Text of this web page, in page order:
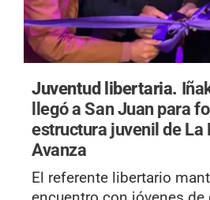
Juventud libertaria.
llegó a San Juan para
estructura juvenil de La
Avanza
El referente libertario